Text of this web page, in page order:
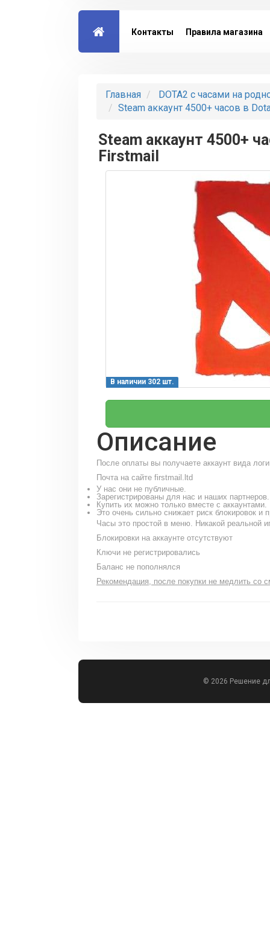
Контакты Правила магазина
Главная
DOTA2 с часами на
Steam аккаунт 4500+ часов в
Steam аккаунт 4500+
Firstmail
В наличии 302 шт.
Описание
После оплаты вы получаете аккаунт вида
Почта на сайте firstmail.ltd
У нас они не публичные.
Зарегистрированы для нас и наших партнеров.
Купить их можно только вместе с аккаунтами.
Это очень сильно снижает риск блокировок и
Часы это простой в меню. Никакой реальной
Блокировки на аккаунте отсутствуют
Ключи не регистрировались
Баланс не пополнялся
Рекомендация, после покупки не медлить со
© 2026 Решение